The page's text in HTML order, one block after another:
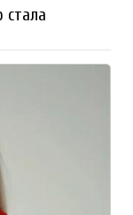
стала